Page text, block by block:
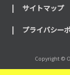
サイトマップ
プライバシー
Copyright ©